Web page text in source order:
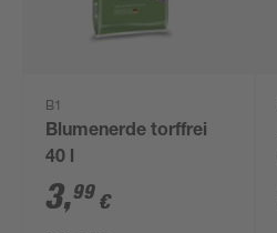
B1
Blumenerde torffrei
40 l
3,99 €